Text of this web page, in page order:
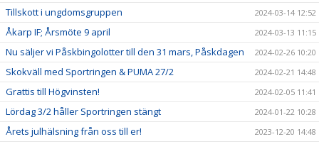
Tillskott i ungdomsgruppen 2024-03-14 12:52
Åkarp IF; Årsmöte 9 april 2024-03-13 11:15
Nu säljer vi Påskbingolotter till den 31 mars, Påskdagen 2024-02-26 10:20
Skokväll med Sportringen & PUMA 27/2 2024-02-21 14:48
Grattis till Högvinsten! 2024-02-05 11:41
Lördag 3/2 håller Sportringen stängt 2024-01-22 10:28
Årets julhälsning från oss till er! 2023-12-20 14:48